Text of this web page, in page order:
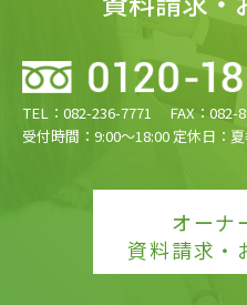
TEL：082-236-7771 FAX：082-
受付時間：9:00〜18:00 定休日：
オーナ
資料請求・